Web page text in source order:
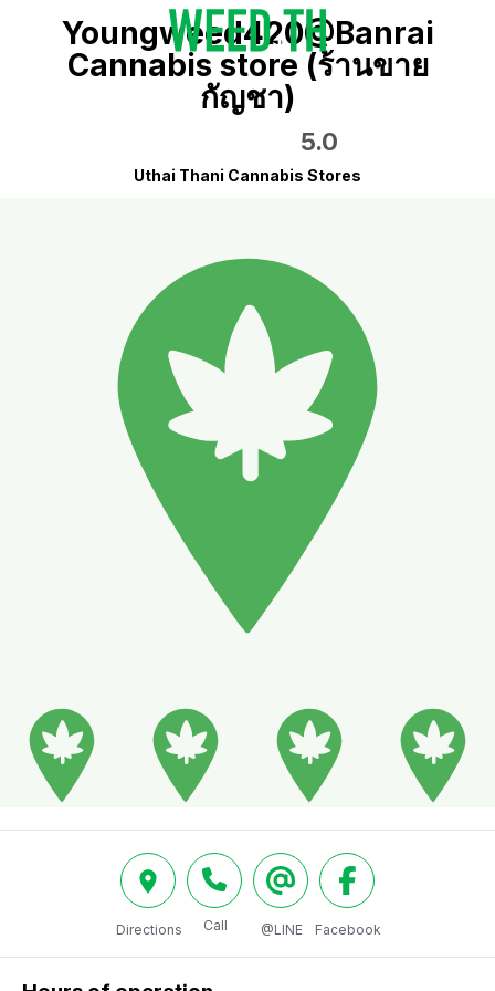
Youngweed420@Banrai
Cannabis store (ร้านขาย
กัญชา)
5.0
Uthai Thani Cannabis Stores
Directions Call @LINE Facebook